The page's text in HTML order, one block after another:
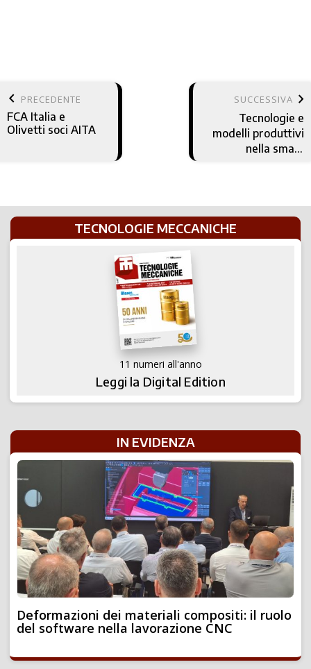
keyboard_arrow_left PRECEDENTE
FCA Italia e
Olivetti soci AITA
SUCCESSIVA keyboard_arrow_right
Tecnologie e
modelli produttivi
nella smart
TECNOLOGIE MECCANICHE
11 numeri all'anno
Leggi la Digital Edition
IN EVIDENZA
Deformazioni dei materiali compositi: il ruolo
del software nella lavorazione CNC